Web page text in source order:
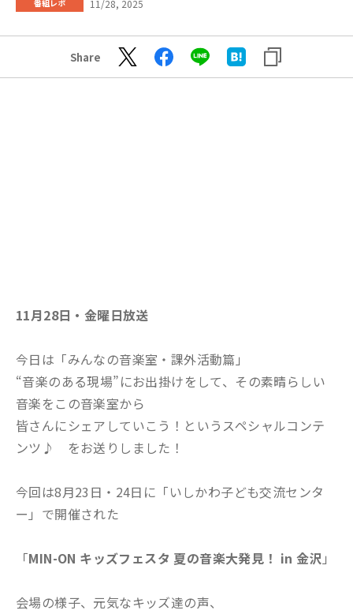
番組レポ 11/28, 2025
Share
11月28日・金曜日放送
今日は「みんなの音楽室・課外活動篇」
“音楽のある現場”にお出掛けをして、その素晴らしい
音楽をこの音楽室から
皆さんにシェアしていこう！というスペシャルコンテ
ンツ♪ をお送りしました！
今回は8月23日・24日に「いしかわ子ども交流センタ
ー」で開催された
「MIN-ON キッズフェスタ 夏の音楽大発見！ in 金沢 」
会場の様子、元気なキッズ達の声、